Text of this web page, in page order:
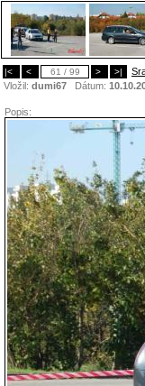
|< < 61 / 99 > >|
Vložil: dumi67 Dátum:
Popis: